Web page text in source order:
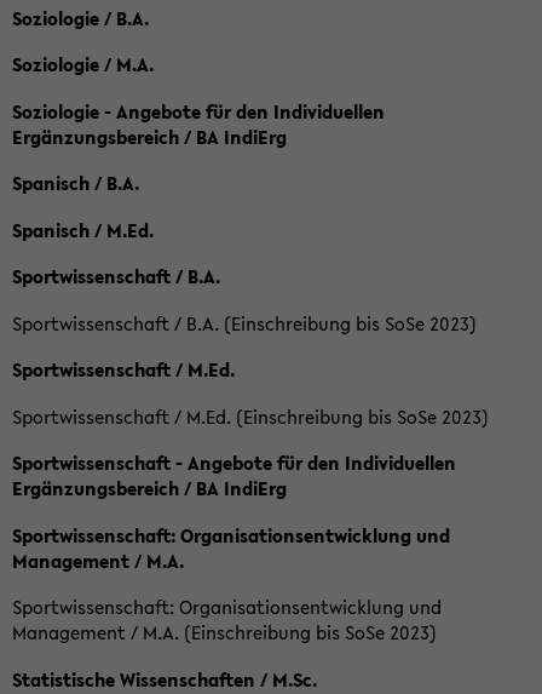
Soziologie / B.A.
Soziologie / M.A.
Soziologie - Angebote für den Individuellen
Ergänzungsbereich / BA IndiErg
Spanisch / B.A.
Spanisch / M.Ed.
Sportwissenschaft / B.A.
Sportwissenschaft / B.A. (Einschreibung bis SoSe 2023)
Sportwissenschaft / M.Ed.
Sportwissenschaft / M.Ed. (Einschreibung bis SoSe 2023)
Sportwissenschaft - Angebote für den Individuellen
Ergänzungsbereich / BA IndiErg
Sportwissenschaft: Organisationsentwicklung und
Management / M.A.
Sportwissenschaft: Organisationsentwicklung und
Management / M.A. (Einschreibung bis SoSe 2023)
Statistische Wissenschaften / M.Sc.